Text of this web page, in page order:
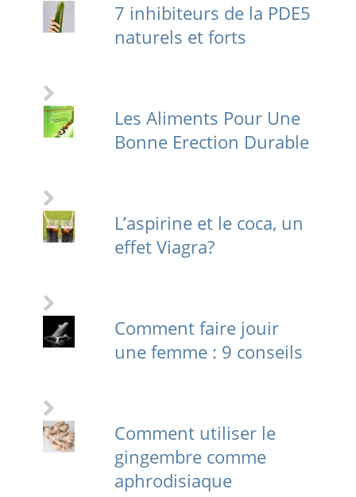
7 inhibiteurs de la PDE5
naturels et forts
Les Aliments Pour Une
Bonne Erection Durable
L’aspirine et le coca, un
effet Viagra?
Comment faire jouir
une femme : 9 conseils
Comment utiliser le
gingembre comme
aphrodisiaque